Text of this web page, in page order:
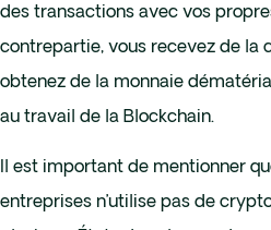
des transactions avec vos
contrepartie, vous recevez de la
obtenez de la monnaie
au travail de la Blockchain.
Il est important de mentionner
entreprises n’utilise pas de